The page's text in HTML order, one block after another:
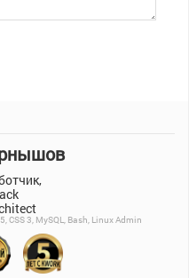
CSS 3, MySQL, Bash, Linux Admin